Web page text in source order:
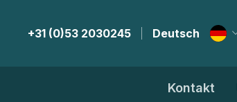
+31 (0)53 2030245 | Deutsch
Kontakt